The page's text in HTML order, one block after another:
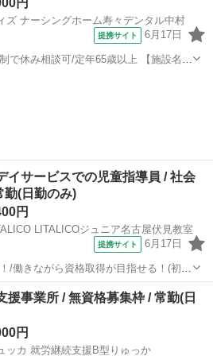
ズ ナーシングホーム寿々デンタル中村
提携サイト 6月17日
相談可/定年65歳以上 【施設名】
イサービスでの児童指導員 / 社会
勤(日勤のみ)
円
LITALICOジュニア名古屋伏見教室
提携サイト 6月17日
/働きながら資格取得が目指せる！(初任
以上 【施設名】 株式会社
【勤務地】 愛知県 名古
援事業所 / 無資格募集枠 / 常勤(日
円
ッカ 就労継続支援B型りゅっか